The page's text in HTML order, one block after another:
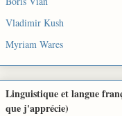
Vladimir Kush
Myriam Wares
Linguistique et langue
que j'apprécie)